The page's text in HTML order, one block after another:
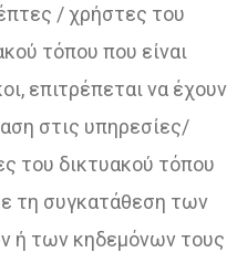
/ χρήστες του
τόπου που είναι
επιτρέπεται να έχουν
στις υπηρεσίες/
του δικτυακού τόπου
τη συγκατάθεση των
ή των κηδεμόνων τους